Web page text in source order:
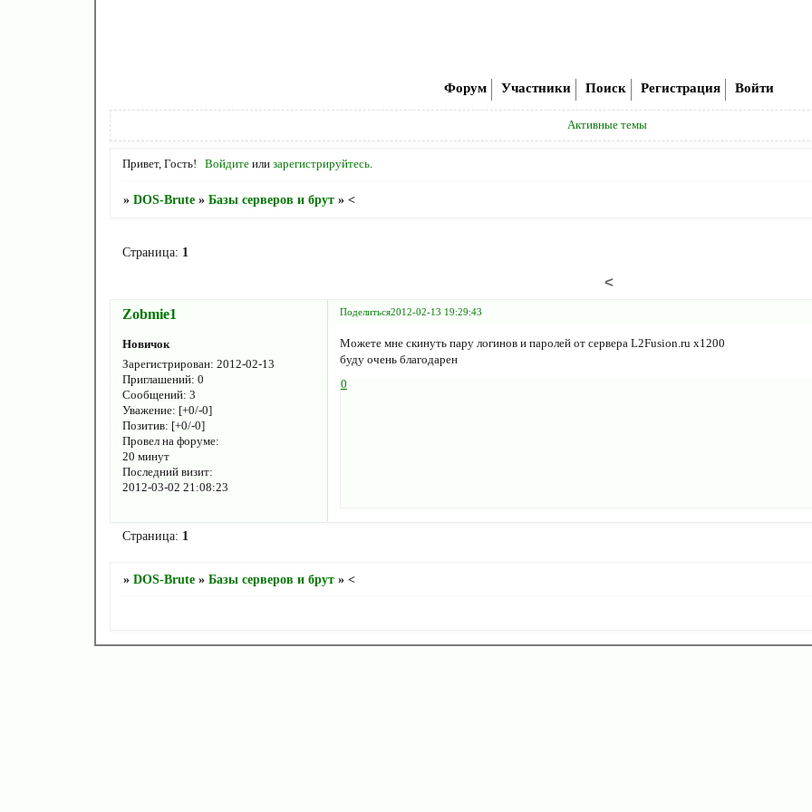
Форум Участники Поиск Регистрация Войти
Активные темы
Привет, Гость! Войдитеили зарегистрируйтесь.
» DOS-Brute » Базы серверов и брут » <
<
Страница: 1
Поделиться2012-02-13 19:29:43
Zobmie1
Новичок
Зарегистрирован: 2012-02-13
Приглашений: 0
Сообщений: 3
Уважение: [+0/-0]
Позитив: [+0/-0]
Провел на форуме:
20 минут
Последний визит:
2012-03-02 21:08:23
Можете мне скинуть пару логинов и паролей от сервера L2Fusion.ru x1200
буду очень благодарен
0
Страница: 1
» DOS-Brute » Базы серверов и брут » <